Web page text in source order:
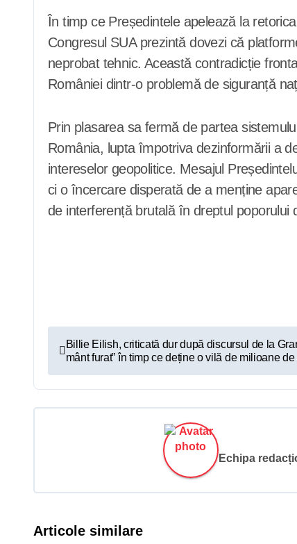
În timp ce Președintele apelează la
Congresul SUA prezintă dovezi că
neprobat tehnic. Această contradicție
României dintr-o problemă de siguranță
Prin plasarea sa fermă de partea
România, lupta împotriva dezinformării a
intereselor geopolitice. Mesajul
ci o încercare disperată de a menține
de interferență brutală în dreptul poporului
N
a
v
Billie Eilish, criticată dur după discursul de la
mânt furat” în timp ce deține o vilă de milioane de
Echipa
Articole similare